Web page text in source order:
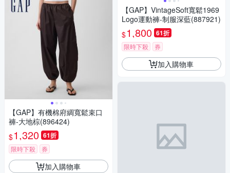
【GAP】有機棉府綢寬鬆束口
褲-大地棕(896424)
$1,320 61折
限時下殺 券
加入購物車
【GAP】VintageSoft寬鬆1969
Logo運動褲-制服深藍(887921)
$1,800 61折
限時下殺 券
加入購物車